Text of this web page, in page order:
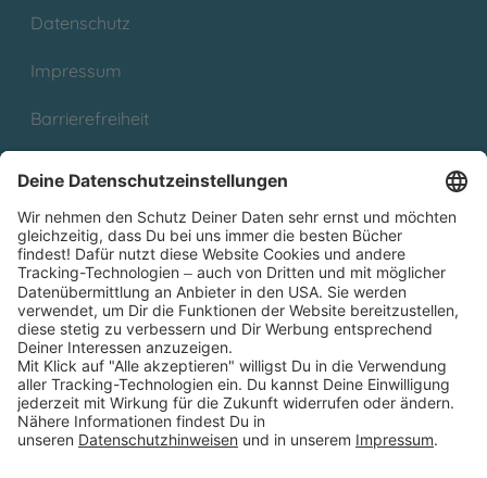
Datenschutz
Impressum
Barrierefreiheit
Partnerprogramm (Affiliate)
Folge uns auf
* Versandkostenfrei ab 9,00 € Bestellwert innerhalb
Deutschlands
** Lieferzeit 1-3 Werktage innerhalb Deutschlands